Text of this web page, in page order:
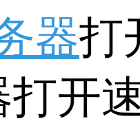
器打
打开